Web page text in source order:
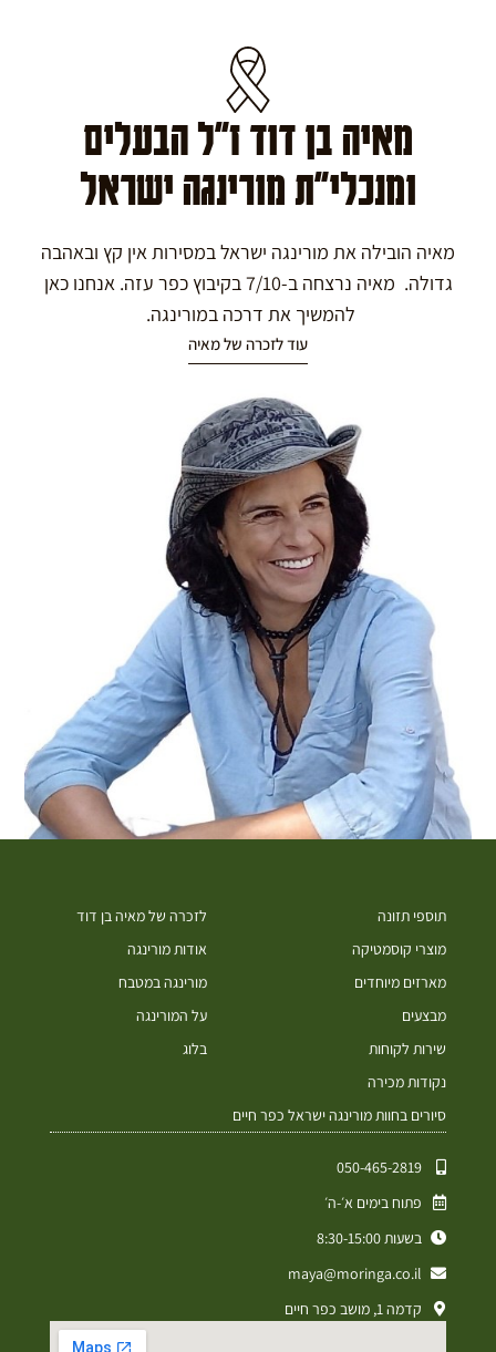
מאיה בן דוד ז"ל הבעלים
ומנכלי"ת מורינגה ישראל
מאיה הובילה את מורינגה ישראל במסירות אין קץ ובאהבה
גדולה. מאיה נרצחה ב-7/10 בקיבוץ כפר עזה. אנחנו כאן
להמשיך את דרכה במורינגה.
עוד לזכרה של מאיה
תוספי תזונה
מוצרי קוסמטיקה
מארזים מיוחדים
מבצעים
שירות לקוחות
נקודות מכירה
סיורים בחוות מורינגה ישראל כפר חיים
לזכרה של מאיה בן דוד
אודות מורינגה
מורינגה במטבח
על המורינגה
בלוג
050-465-2819⁩
פתוח בימים א׳-ה׳
בשעות 8:30-15:00
maya@moringa.co.il
קדמה 1, מושב כפר חיים